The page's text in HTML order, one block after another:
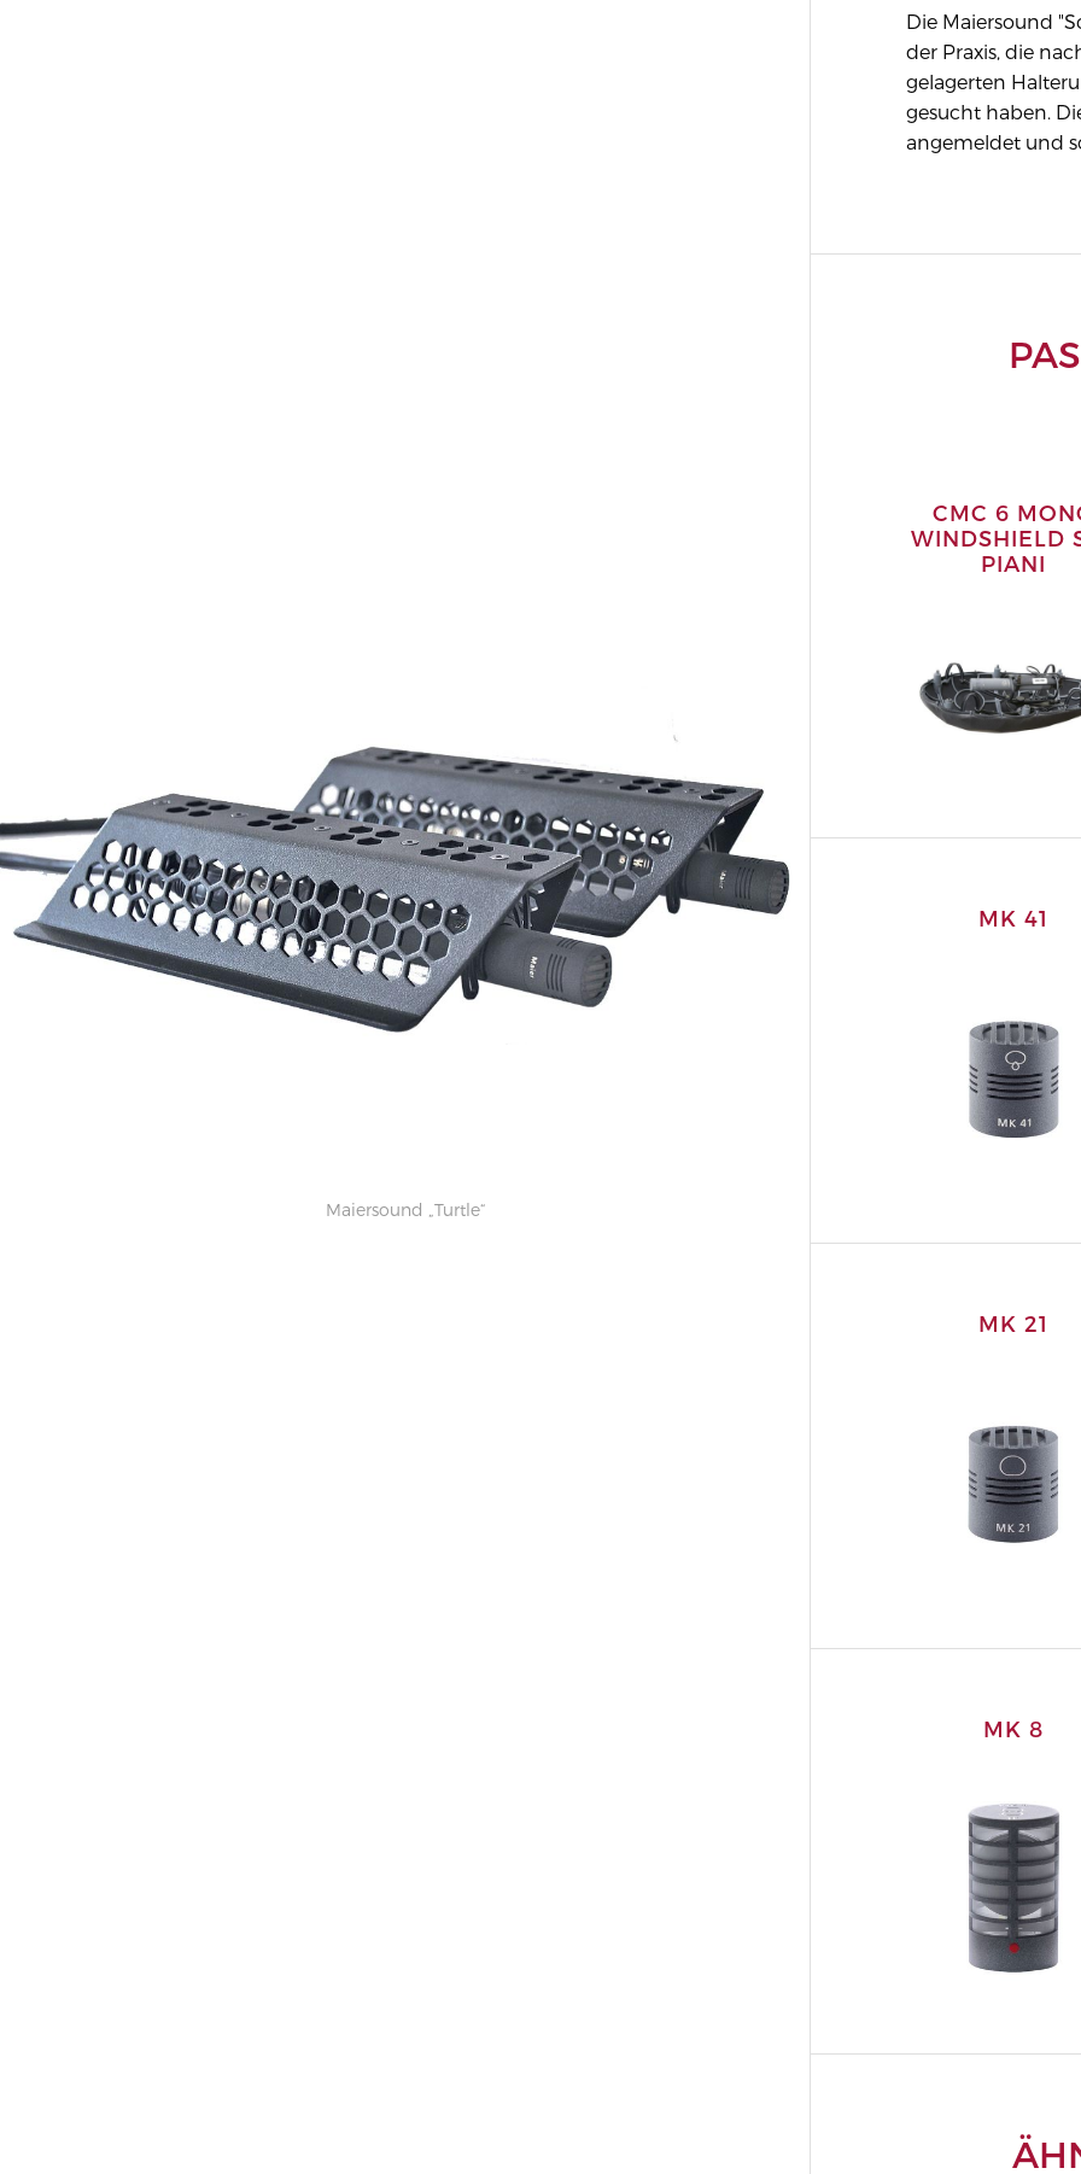
Maiersound „Turtle“
Die Maiersound
der Praxis, die
gelagerten
gesucht haben.
angemeldet und
CMC 6
WINDSHIELD
PIANI
MK 41
MK 21
MK 8